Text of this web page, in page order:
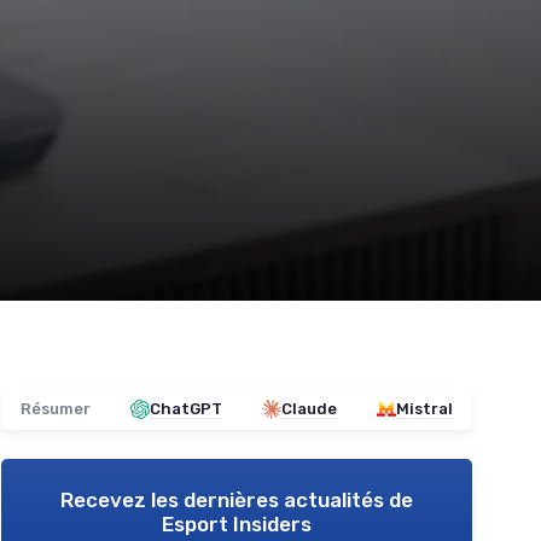
Résumer ChatGPT Claude Mistral
Recevez les dernières actualités de
Esport Insiders